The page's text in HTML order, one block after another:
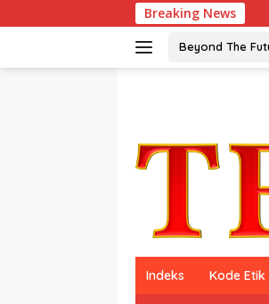
ke
Breaking News
Beyond The
Indeks Kode Etik